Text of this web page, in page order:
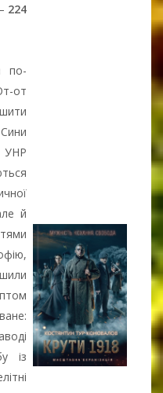
– 224
по-
от
УНР
й
із